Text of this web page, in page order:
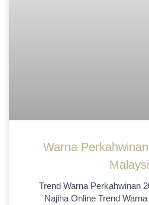
Warna
Trend Warna Perkahwinan
Najiha Online Trend